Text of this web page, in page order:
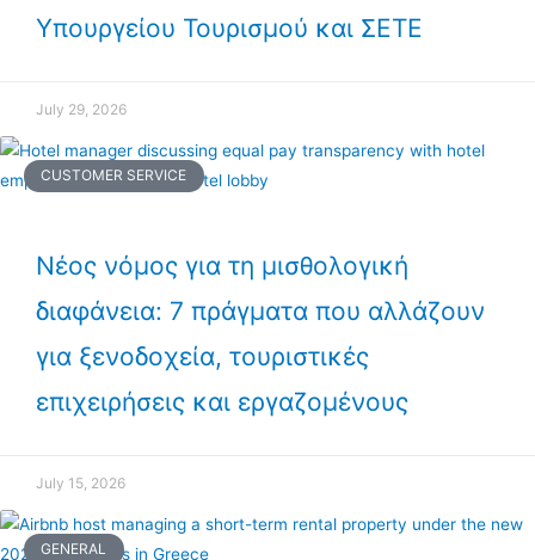
Υπουργείου Τουρισμού και ΣΕΤΕ
July 29, 2026
CUSTOMER SERVICE
Νέος νόμος για τη μισθολογική
διαφάνεια: 7 πράγματα που αλλάζουν
για ξενοδοχεία, τουριστικές
επιχειρήσεις και εργαζομένους
July 15, 2026
GENERAL